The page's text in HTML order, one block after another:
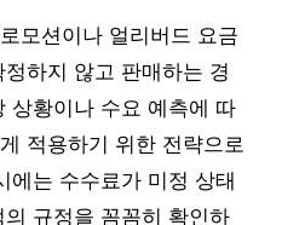
모션이나 얼리버드 요금
하지 않고 판매하는 경
상황이나 수요 예측에 따
적용하기 위한 전략으로
에는 수수료가 미정 상태
규정을 꼼꼼히 확인하